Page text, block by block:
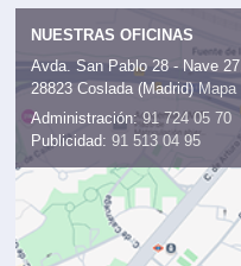
NUESTRAS OFICINAS
Avda. San Pablo 28 - Nave 27,
28823 Coslada (Madrid) Mapa
Administración: 91 724 05 70
Publicidad: 91 513 04 95